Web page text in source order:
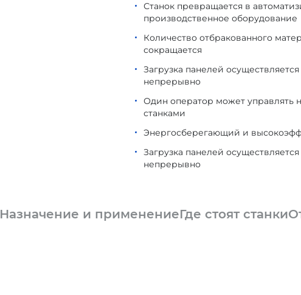
Станок превращается в
производственное оборудование
Количество отбракованного
сокращается
Загрузка панелей
непрерывно
Один оператор может управлять
станками
Энергосберегающий и
Загрузка панелей
непрерывно
Назначение и применениеГде стоят станки